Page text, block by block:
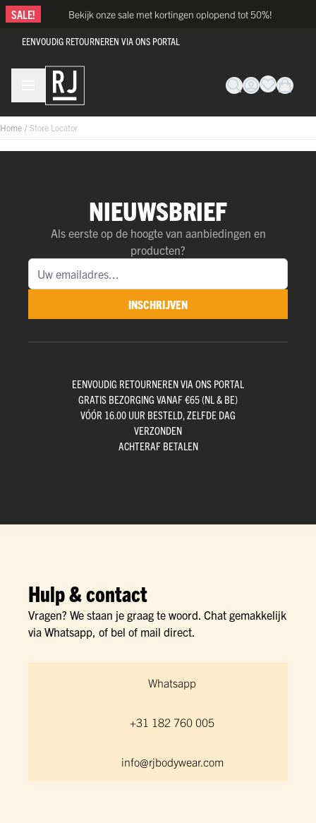
Ga naar de inhoud
SALE! Bekijk onze sale met kortingen oplopend tot 50%!
EENVOUDIG RETOURNEREN VIA ONS PORTAL
Home / Store Locator
NIEUWSBRIEF
Als eerste op de hoogte van aanbiedingen en
producten?
INSCHRIJVEN
EENVOUDIG RETOURNEREN VIA ONS PORTAL
GRATIS BEZORGING VANAF €65 (NL & BE)
VÓÓR 16.00 UUR BESTELD, ZELFDE DAG
VERZONDEN
ACHTERAF BETALEN
Hulp & contact
Vragen? We staan je graag te woord. Chat gemakkelijk
via Whatsapp, of bel of mail direct.
Whatsapp
+31 182 760 005
info@rjbodywear.com